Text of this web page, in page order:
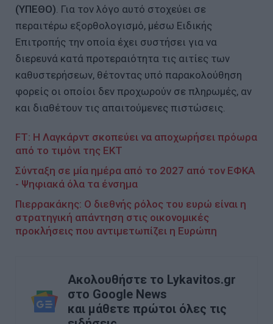
(ΥΠΕΘΟ). Για τον λόγο αυτό στοχεύει σε
περαιτέρω εξορθολογισμό, μέσω Ειδικής
Επιτροπής την οποία έχει συστήσει για να
διερευνά κατά προτεραιότητα τις αιτίες των
καθυστερήσεων, θέτοντας υπό παρακολούθηση
φορείς οι οποίοι δεν προχωρούν σε πληρωμές, αν
και διαθέτουν τις απαιτούμενες πιστώσεις.
FT: Η Λαγκάρντ σκοπεύει να αποχωρήσει πρόωρα
από το τιμόνι της ΕΚΤ
Σύνταξη σε μία ημέρα από το 2027 από τον ΕΦΚΑ
- Ψηφιακά όλα τα ένσημα
Πιερρακάκης: Ο διεθνής ρόλος του ευρώ είναι η
στρατηγική απάντηση στις οικονομικές
προκλήσεις που αντιμετωπίζει η Ευρώπη
Ακολουθήστε το Lykavitos.gr
στο Google News
και μάθετε πρώτοι όλες τις